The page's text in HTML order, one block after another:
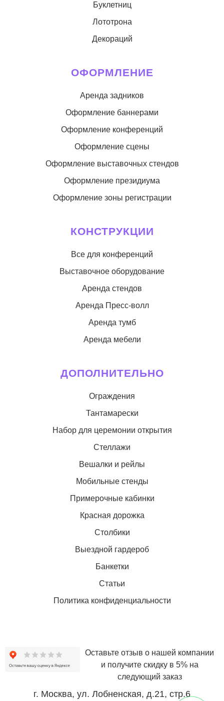
Буклетниц
Лототрона
Декораций
ОФОРМЛЕНИЕ
Аренда задников
Оформление баннерами
Оформление конференций
Оформление сцены
Оформление выставочных стендов
Оформление президиума
Оформление зоны регистрации
КОНСТРУКЦИИ
Все для конференций
Выставочное оборудование
Аренда стендов
Аренда Пресс-волл
Аренда тумб
Аренда мебели
ДОПОЛНИТЕЛЬНО
Ограждения
Тантамарески
Набор для церемонии открытия
Стеллажи
Вешалки и рейлы
Мобильные стенды
Примерочные кабинки
Красная дорожка
Столбики
Выездной гардероб
Банкетки
Статьи
Политика конфиденциальности
Оставьте отзыв о нашей компании
и получите скидку в 5% на
следующий заказ
г. Москва, ул. Лобненская, д.21, стр.6